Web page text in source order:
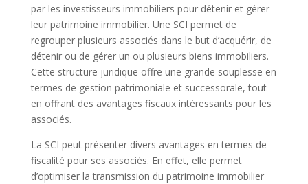
par les investisseurs immobiliers pour détenir et gérer
leur patrimoine immobilier. Une SCI permet de
regrouper plusieurs associés dans le but d’acquérir, de
détenir ou de gérer un ou plusieurs biens immobiliers.
Cette structure juridique offre une grande souplesse en
termes de gestion patrimoniale et successorale, tout
en offrant des avantages fiscaux intéressants pour les
associés.
La SCI peut présenter divers avantages en termes de
fiscalité pour ses associés. En effet, elle permet
d’optimiser la transmission du patrimoine immobilier